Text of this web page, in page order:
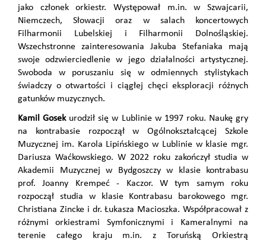
jako członek orkiestr. Występował m.in. w Szwajcarii,
Niemczech, Słowacji oraz w salach koncertowych
Filharmonii Lubelskiej i Filharmonii Dolnośląskiej.
Wszechstronne zainteresowania Jakuba Stefaniaka mają
swoje odzwierciedlenie w jego działalności artystycznej.
Swoboda w poruszaniu się w odmiennych stylistykach
świadczy o otwartości i ciągłej chęci eksploracji różnych
gatunków muzycznych.
Kamil Gosekurodził się w Lublinie w 1997 roku. Naukę gry
na kontrabasie rozpoczął w Ogólnokształcącej Szkole
Muzycznej im. Karola Lipińskiego w Lublinie w klasie mgr.
Dariusza Waćkowskiego. W 2022 roku zakończył studia w
Akademii Muzycznej w Bydgoszczy w klasie kontrabasu
prof. Joanny Krempeć - Kaczor. W tym samym roku
rozpoczął studia w klasie Kontrabasu barokowego mgr.
Christiana Zincke i dr. Łukasza Macioszka. Współpracował z
różnymi orkiestrami Symfonicznymi i Kameralnymi na
terenie całego kraju m.in. z Toruńską Orkiestrą